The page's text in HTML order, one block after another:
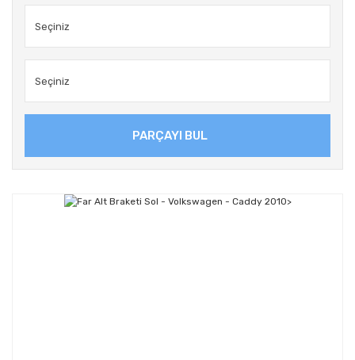
PARÇAYI BUL